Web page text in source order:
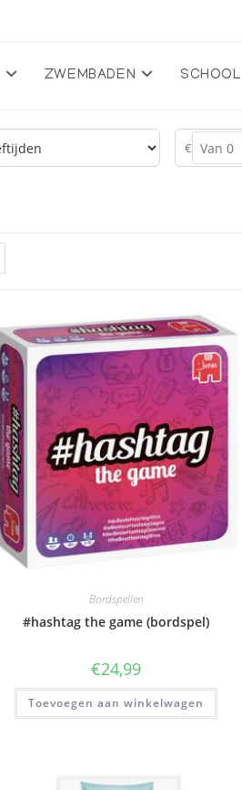
ZWEMBADEN SCHOOL
€
Bordspellen
#hashtag the game (bordspel)
€24,99
Toevoegen aan winkelwagen